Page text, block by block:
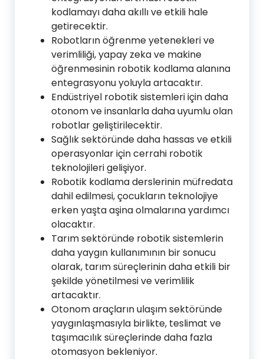
kodlamayı daha akıllı ve etkili hale
getirecektir.
Robotların öğrenme yetenekleri ve
verimliliği, yapay zeka ve makine
öğrenmesinin robotik kodlama alanına
entegrasyonu yoluyla artacaktır.
Endüstriyel robotik sistemleri için daha
otonom ve insanlarla daha uyumlu olan
robotlar geliştirilecektir.
Sağlık sektöründe daha hassas ve etkili
operasyonlar için cerrahi robotik
teknolojileri gelişiyor.
Robotik kodlama derslerinin müfredata
dahil edilmesi, çocukların teknolojiye
erken yaşta aşina olmalarına yardımcı
olacaktır.
Tarım sektöründe robotik sistemlerin
daha yaygın kullanımının bir sonucu
olarak, tarım süreçlerinin daha etkili bir
şekilde yönetilmesi ve verimlilik
artacaktır.
Otonom araçların ulaşım sektöründe
yaygınlaşmasıyla birlikte, teslimat ve
taşımacılık süreçlerinde daha fazla
otomasyon bekleniyor.